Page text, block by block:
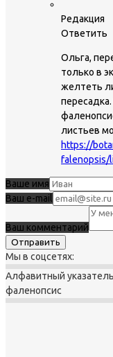
Редакция
Ответить
Ольга,
только в
желтеть
листьев
https://
falenopsis/
Ваше имя
Ваш e-mail
Ваш комментарий
Мы в соцсетях:
Алфавитный
фаленопсис